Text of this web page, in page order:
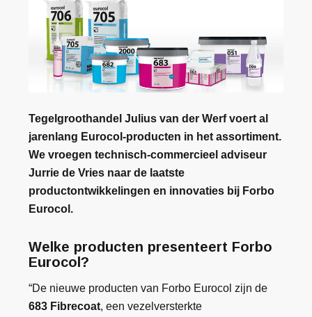
Tegelgroothandel Julius van der Werf voert al
jarenlang Eurocol-producten in het assortiment.
We vroegen technisch-commercieel adviseur
Jurrie de Vries naar de laatste
productontwikkelingen en innovaties bij Forbo
Eurocol.
Welke producten presenteert Forbo
Eurocol?
“De nieuwe producten van Forbo Eurocol zijn de
683 Fibrecoat, een vezelversterkte